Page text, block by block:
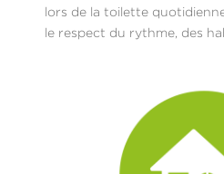
lors de la toilette
le respect du rythme, des